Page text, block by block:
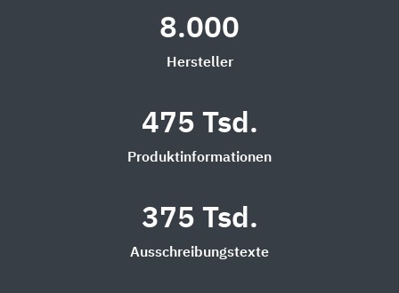
8.000
Hersteller
475 Tsd.
Produktinformationen
375 Tsd.
Ausschreibungstexte